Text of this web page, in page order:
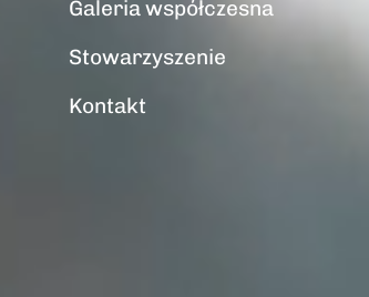
Galeria współczesna
Stowarzyszenie
Kontakt